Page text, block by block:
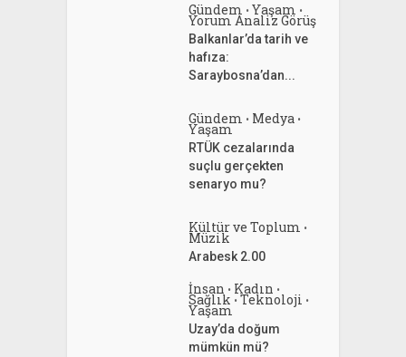
Gündem • Yaşam •
Yorum Analiz Görüş
Balkanlar’da tarih ve
hafıza:
Saraybosna’dan...
Gündem • Medya •
Yaşam
RTÜK cezalarında
suçlu gerçekten
senaryo mu?
Kültür ve Toplum •
Müzik
Arabesk 2.00
İnsan • Kadın •
Sağlık • Teknoloji •
Yaşam
Uzay’da doğum
mümkün mü?